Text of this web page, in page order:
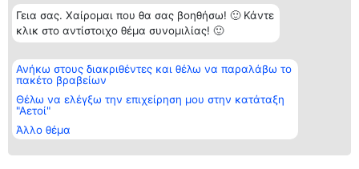
Γεια σας. Χαίρομαι που θα σας βοηθήσω! 🙂 Κάντε
κλικ στο αντίστοιχο θέμα συνομιλίας! 🙂
Ανήκω στους διακριθέντες και θέλω να παραλάβω το
πακέτο βραβείων
Θέλω να ελέγξω την επιχείρηση μου στην κατάταξη
"Αετοί"
Άλλο θέμα
Διοργανωτής της
κατάταξης
BEAUTIFUL COMPANY
ΤΗΛ. ΕΠΙΚΟΙΝΩΝΙΑΣ:
2104128019
email:
aetoi@beautifulcompany.co
Κατάταξη
Διακριθέντες
των
διακριθέντων
προϋποθέσεις
Επικοινωνία
Επικοινωνία